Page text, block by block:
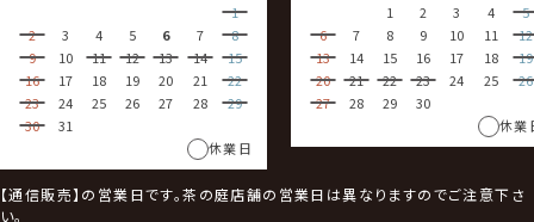
1
2
3 4 5 6 7
8
9
10 11 12 13 14
15
16
17 18 19 20 21
22
23
24 25 26 27 28
29
30
31
休業日
1
2 3 4
5
6
7 8 9 10 11
12
13
14 15 16 17 18
19
20
21 22 23 24 25
26
27
28 29
30
休業
【通信販売】の営業日です。茶の庭店舗の営業日は異なりますのでご注意下さ
い。